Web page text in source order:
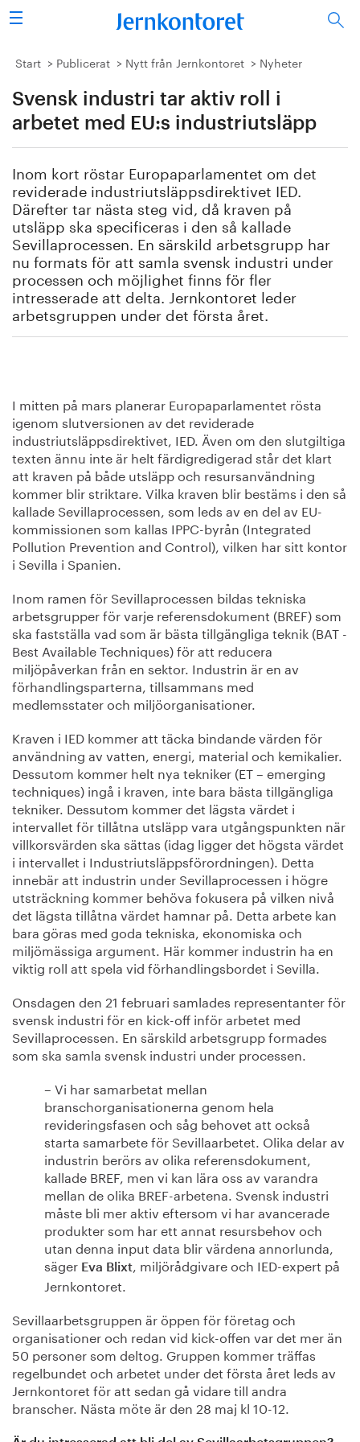
Sök
Stålindustrin
Vision 2050
Energi/miljö
Vi tycker
Publicerat
Bildbank
Om oss
Start Publicerat Nytt från Jernkontoret Nyheter
Svensk industri tar aktiv roll i
arbetet med EU:s industriutsläpp
Inom kort röstar Europaparlamentet om det
reviderade industriutsläppsdirektivet IED.
Därefter tar nästa steg vid, då kraven på
utsläpp ska specificeras i den så kallade
Sevillaprocessen. En särskild arbetsgrupp har
nu formats för att samla svensk industri under
processen och möjlighet finns för fler
intresserade att delta. Jernkontoret leder
arbetsgruppen under det första året.
I mitten på mars planerar Europaparlamentet rösta
igenom slutversionen av det reviderade
industriutsläppsdirektivet, IED. Även om den slutgiltiga
texten ännu inte är helt färdigredigerad står det klart
att kraven på både utsläpp och resursanvändning
kommer blir striktare. Vilka kraven blir bestäms i den så
kallade Sevillaprocessen, som leds av en del av EU-
kommissionen som kallas IPPC-byrån (Integrated
Pollution Prevention and Control), vilken har sitt kontor
i Sevilla i Spanien.
Inom ramen för Sevillaprocessen bildas tekniska
arbetsgrupper för varje referensdokument (BREF) som
ska fastställa vad som är bästa tillgängliga teknik (BAT -
Best Available Techniques) för att reducera
miljöpåverkan från en sektor. Industrin är en av
förhandlingsparterna, tillsammans med
medlemsstater och miljöorganisationer.
Kraven i IED kommer att täcka bindande värden för
användning av vatten, energi, material och kemikalier.
Dessutom kommer helt nya tekniker (ET – emerging
techniques) ingå i kraven, inte bara bästa tillgängliga
tekniker. Dessutom kommer det lägsta värdet i
intervallet för tillåtna utsläpp vara utgångspunkten när
villkorsvärden ska sättas (idag ligger det högsta värdet
i intervallet i Industriutsläppsförordningen). Detta
innebär att industrin under Sevillaprocessen i högre
utsträckning kommer behöva fokusera på vilken nivå
det lägsta tillåtna värdet hamnar på. Detta arbete kan
bara göras med goda tekniska, ekonomiska och
miljömässiga argument. Här kommer industrin ha en
viktig roll att spela vid förhandlingsbordet i Sevilla.
Onsdagen den 21 februari samlades representanter för
svensk industri för en kick-off inför arbetet med
Sevillaprocessen. En särskild arbetsgrupp formades
som ska samla svensk industri under processen.
– Vi har samarbetat mellan
branschorganisationerna genom hela
revideringsfasen och såg behovet att också
starta samarbete för Sevillaarbetet. Olika delar av
industrin berörs av olika referensdokument,
kallade BREF, men vi kan lära oss av varandra
mellan de olika BREF-arbetena. Svensk industri
måste bli mer aktiv eftersom vi har avancerade
produkter som har ett annat resursbehov och
utan denna input data blir värdena annorlunda,
säger Eva Blixt, miljörådgivare och IED-expert på
Jernkontoret.
Sevillaarbetsgruppen är öppen för företag och
organisationer och redan vid kick-offen var det mer än
50 personer som deltog. Gruppen kommer träffas
regelbundet och arbetet under det första året leds av
Jernkontoret för att sedan gå vidare till andra
branscher. Nästa möte är den 28 maj kl 10-12.